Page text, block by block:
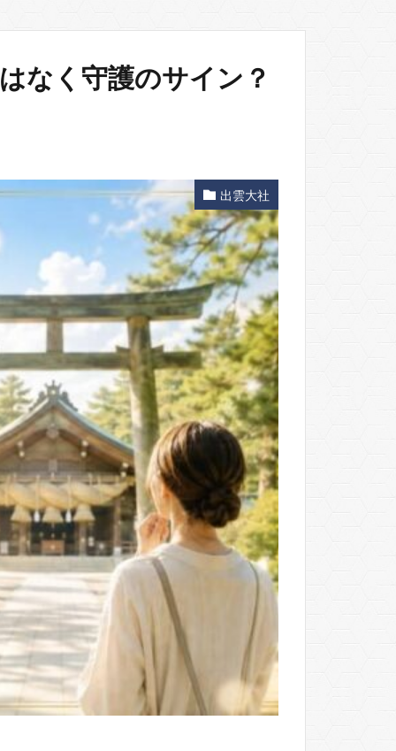
なく守護のサイン？
出雲大社